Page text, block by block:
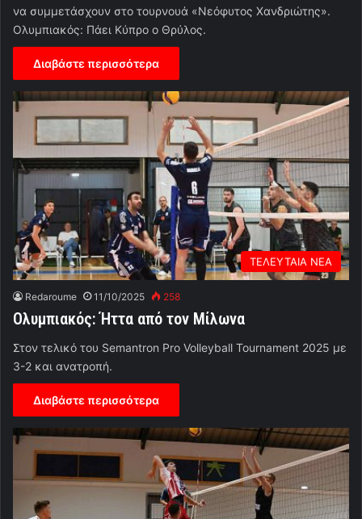
να συμμετάσχουν στο τουρνουά «Νεόφυτος Χανδριώτης».
Ολυμπιακός: Πάει Κύπρο ο Θρύλος.
Διαβάστε περισσότερα
ΤΕΛΕΥΤΑΙΑ ΝΕΑ
Redaroume 11/10/2025 258
Ολυμπιακός: Ήττα από τον Μίλωνα
Στον τελικό του Semantron Pro Volleyball Tournament 2025 με
3-2 και ανατροπή.
Διαβάστε περισσότερα